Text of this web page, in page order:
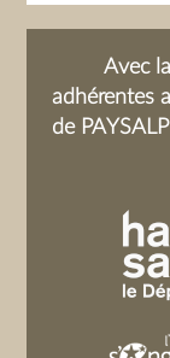
Avec
adhérentes
de